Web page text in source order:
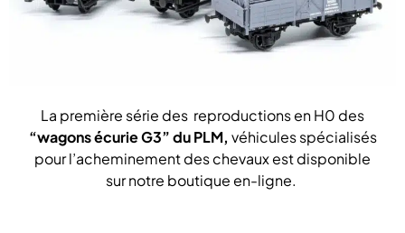
La première série des reproductions en H0 des
“wagons écurie G3” du PLM, véhicules spécialisés
pour l’acheminement des chevaux est disponible
sur notre boutique en-ligne.